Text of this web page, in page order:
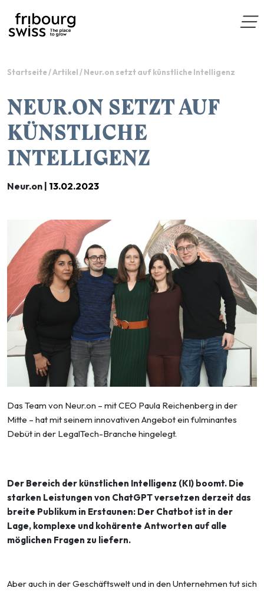
Startseite/Artikel /Neur.on setzt auf künstliche Intelligenz
NEUR.ON SETZT AUF
KÜNSTLICHE
INTELLIGENZ
Neur.on | 13.02.2023
Das Team von Neur.on – mit CEO Paula Reichenberg in der
Mitte – hat mit seinem innovativen Angebot ein fulminantes
Debüt in der LegalTech-Branche hingelegt.
Der Bereich der künstlichen Intelligenz (KI) boomt. Die
starken Leistungen von ChatGPT versetzen derzeit das
breite Publikum in Erstaunen: Der Chatbot ist in der
Lage, komplexe und kohärente Antworten auf alle
möglichen Fragen zu liefern.
Aber auch in der Geschäftswelt und in den Unternehmen tut sich